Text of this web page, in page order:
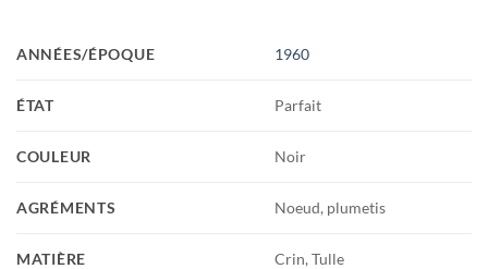
ANNÉES/ÉPOQUE 1960
ÉTAT Parfait
COULEUR Noir
AGRÉMENTS Noeud, plumetis
MATIÈRE Crin, Tulle